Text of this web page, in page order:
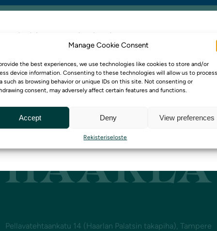
Manage Cookie Consent
the best experiences, we use technologies like cookies to store and/or
device information. Consenting to these technologies will allow us to process
such as browsing behavior or unique IDs on this site. Not consenting or
consent, may adversely affect certain features and functions.
Accept Deny View preferences
Rekisteriseloste
Pellavatehtaankatu 14 (Haarlan Palatsin takapiha), Tampere
uutiskirjeemme tilaajaksi
joukossa kuulemassa sesongin
erikoismenuista ja ajankohtaisista eduista.
uutiskirje ja pysy mukana ravintolamme parhaissa
Haarlan sisäpiiriin tilaamalla uutiskirjeemme